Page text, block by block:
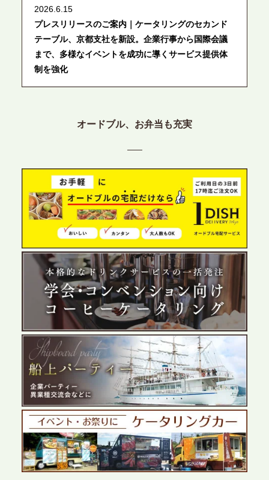
2026.6.15
プレスリリースのご案内｜ケータリングのセカンド
テーブル、京都支社を新設。企業行事から国際会議
まで、多様なイベントを成功に導くサービス提供体
制を強化
プレスリリースのご案内｜ケータリングのセカンド
テーブル、東京都中央区に支社を新設。都内３拠点
目の展開で、拡大する出張パーティー・ケータリン
2026.6.4
プレスリリースのご案内｜夏の社内親睦が、配属後
の離職防止に。オフィスや会議室で縁日気分を味わ
う「お祭りケータリング」の提供を開始
2026.5.29
プレスリリースのご案内｜ケータリングのセカンド
テーブル、群馬前橋支社を設立。再開発やオフィス
展開が進む前橋エリアの企業ニーズに応え、高品質
なサービスで各種イベント・懇親会をサポート
2026.5.27
プレスリリースのご案内｜ケータリングのセカンド
テーブル、千葉本社を新設。幕張・舞浜の大型イベ
ントから主要都市の社内懇親会まで、現地拠点を活
かしたスムーズな対応を展開
2026.5.22
オードブル、お弁当も充実